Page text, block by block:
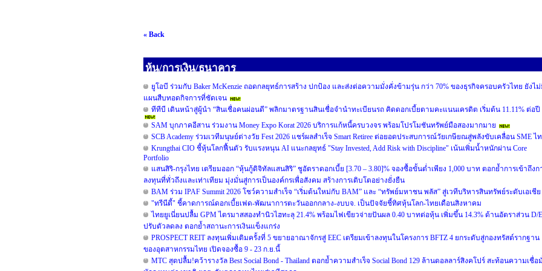
« Back
หุ้น/การเงิน/ธนาคาร
ยูโอบี ร่วมกับ Baker McKenzie ถอดกลยุทธ์การสร้าง ปกป้อง และส่งต่อความมั่งคั่งข้ามรุ่น กว่า 70% ของธุรกิจครอบครัวไทย ยังไ
แผนสืบทอดกิจการที่ชัดเจน
ทีทีบี เดินหน้าสู่ผู้นำ “สินเชื่อคนผ่อนดี” พลิกมาตรฐานสินเชื่อจำนำทะเบียนรถ คิดดอกเบี้ยตามคะแนนเครดิต เริ่มต้น 11.11% ต่อปี
SAM บุกภาคอีสาน ร่วมงาน Money Expo Korat 2026 บริการแก้หนี้ครบวงจร พร้อมโปรโมชันทรัพย์มือสองมากมาย
SCB Academy ร่วมเวทีมนุษย์ต่างวัย Fest 2026 แชร์ผลสำเร็จ Smart Retiree ต่อยอดประสบการณ์วัยเกษียณสู่พลังขับเคลื่อน SME ไ
Krungthai CIO ชี้หุ้นโลกฟื้นตัว รับแรงหนุน AI แนะกลยุทธ์ "Stay Invested, Add Risk with Discipline" เน้นเพิ่มน้ำหนักผ่าน Core
Portfolio
แสนสิริ-กรุงไทย เตรียมออก “หุ้นกู้ดิจิทัลแสนสิริ” ชูอัตราดอกเบี้ย [3.70 – 3.80]% จองซื้อขั้นต่ำเพียง 1,000 บาท ตอกย้ำการเข้าถึงก
ลงทุนที่ทั่วถึงและเท่าเทียม มุ่งมั่นสู่การเป็นองค์กรเพื่อสังคม สร้างการเติบโตอย่างยั่งยืน
BAM ร่วม IPAF Summit 2026 โชว์ความสำเร็จ “เริ่มต้นใหม่กับ BAM” และ “ทรัพย์มหาชน พลัส” สู่เวทีบริหารสินทรัพย์ระดับเอเชีย
"ทรีนีตี้" ชี้คาดการณ์ดอกเบี้ยเฟด-พัฒนาการตะวันออกกลาง-งบบจ. เป็นปัจจัยชี้ทิศหุ้นโลก-ไทยเดือนสิงหาคม
ไทยยูเนี่ยนปลื้ม GPM ไตรมาสสองทำนิวไฮทะลุ 21.4% พร้อมไฟเขียวจ่ายปันผล 0.40 บาทต่อหุ้น เพิ่มขึ้น 14.3% ด้านอัตราส่วน D/E
ปรับตัวลดลง ตอกย้ำสถานะการเงินแข็งแกร่ง
PROSPECT REIT ลงทุนเพิ่มเติมครั้งที่ 5 ขยายอาณาจักรสู่ EEC เตรียมเข้าลงทุนในโครงการ BFTZ 4 ยกระดับสู่กองทรัสต์รากฐาน
ของอุตสาหกรรมไทย เปิดจองซื้อ 9 - 23 ก.ย.นี้
MTC สุดปลื้ม!คว้ารางวัล Best Social Bond - Thailand ตอกย้ำความสำเร็จ Social Bond 129 ล้านดอลลาร์สิงคโปร์ สะท้อนความเชื่อ